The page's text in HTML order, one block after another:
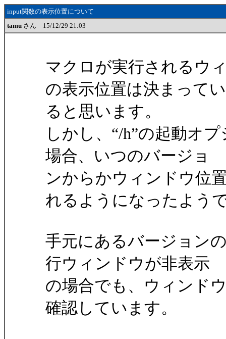
input関数の表示位置について
tamu さん 15/12/29 21:03
マクロが実行されるウ
の表示位置は決まってい
ると思います。
しかし、“/h”の起動オ
場合、いつのバージョ
ンからかウィンドウ位
れるようになったよう
手元にあるバージョン
行ウィンドウが非表示
の場合でも、ウィンド
確認しています。